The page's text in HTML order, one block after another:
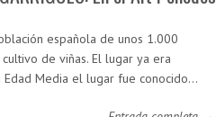
española de unos 1.000
de viñas. El lugar ya era
Media el lugar fue conocido…